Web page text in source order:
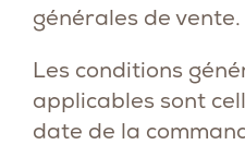
générales de vente.
Les conditions
applicables sont
date de la